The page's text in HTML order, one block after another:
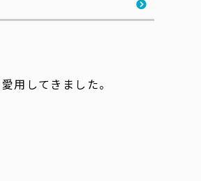
用してきました。